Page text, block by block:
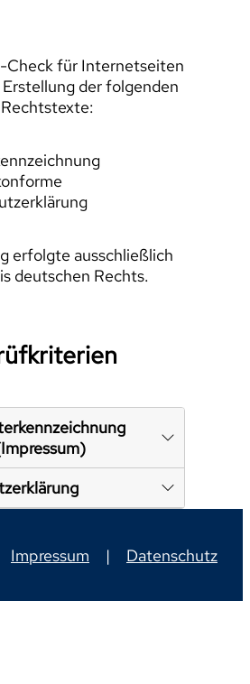
Check für Internetseiten
der folgenden
Rechtstexte:
erfolgte ausschließlich
deutschen Rechts.
Impressum | Datenschutz